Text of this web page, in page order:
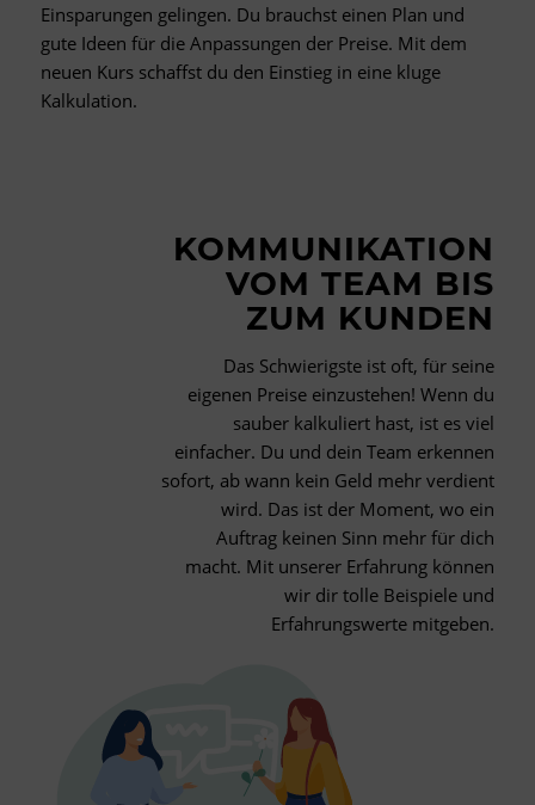
Einsparungen gelingen. Du brauchst einen Plan und
gute Ideen für die Anpassungen der Preise. Mit dem
neuen Kurs schaffst du den Einstieg in eine kluge
Kalkulation.
KOMMUNIKATION
VOM TEAM BIS
ZUM KUNDEN
Das Schwierigste ist oft, für seine
eigenen Preise einzustehen! Wenn du
sauber kalkuliert hast, ist es viel
einfacher. Du und dein Team erkennen
sofort, ab wann kein Geld mehr verdient
wird. Das ist der Moment, wo ein
Auftrag keinen Sinn mehr für dich
macht. Mit unserer Erfahrung können
wir dir tolle Beispiele und
Erfahrungswerte mitgeben.